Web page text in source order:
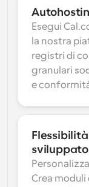
Esegui
la nostra
registri di
granulari
e
Crea